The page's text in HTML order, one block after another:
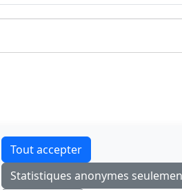
F-Droid·App Store·Google Play·
Tout accepter
Statistiques anonymes